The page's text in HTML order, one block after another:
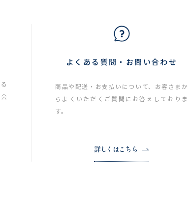
よくある質問・お問い合わせ
商品や配送・お支払いについて、お客さまか
らよくいただくご質問にお答えしておりま
す。
詳しくはこちら